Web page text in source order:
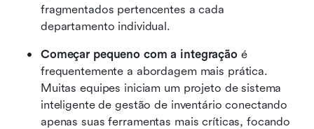
fragmentados pertencentes a cada
departamento individual.
Começar pequeno com a integração é
frequentemente a abordagem mais prática.
Muitas equipes iniciam um projeto de sistema
inteligente de gestão de inventário conectando
apenas suas ferramentas mais críticas, focando